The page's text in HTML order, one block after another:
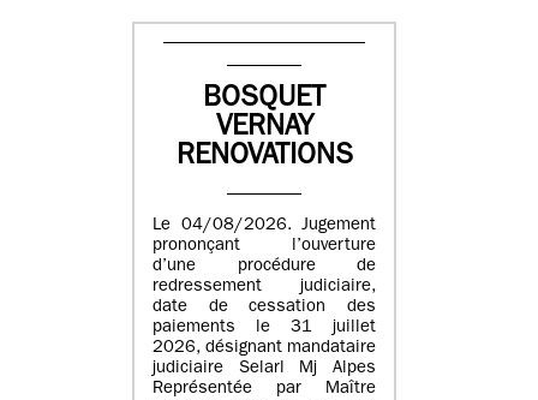
BOSQUET
VERNAY
RENOVATIONS
Le 04/08/2026. Jugement
prononçant l’ouverture
d’une procédure de
redressement judiciaire,
date de cessation des
paiements le 31 juillet
2026, désignant mandataire
judiciaire Selarl Mj Alpes
Représentée par Maître